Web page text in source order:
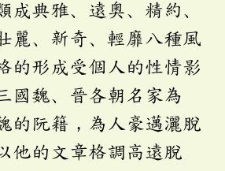
成典雅、遠奧、精約、
麗、新奇、輕靡八種風
的形成受個人的性情影
國魏、晉各朝名家為
的阮籍，為人豪邁灑脫
他的文章格調高遠脫